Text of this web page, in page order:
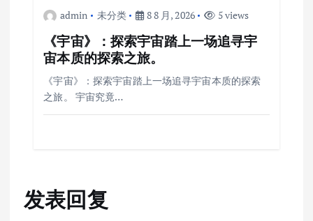
admin 未分类 8 8 月, 2026 5 views
《宇宙》：探索宇宙踏上一场追寻宇
宙本质的探索之旅。
《宇宙》：探索宇宙踏上一场追寻宇宙本质的探索
之旅。 宇宙究竟…
发表回复